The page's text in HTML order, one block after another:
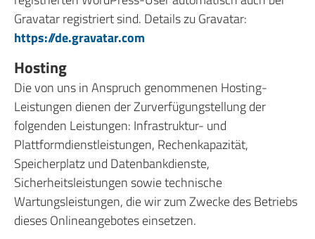
Gravatar registriert sind. Details zu Gravatar:
https://de.gravatar.com
Hosting
Die von uns in Anspruch genommenen Hosting-
Leistungen dienen der Zurverfügungstellung der
folgenden Leistungen: Infrastruktur- und
Plattformdienstleistungen, Rechenkapazität,
Speicherplatz und Datenbankdienste,
Sicherheitsleistungen sowie technische
Wartungsleistungen, die wir zum Zwecke des Betriebs
dieses Onlineangebotes einsetzen.